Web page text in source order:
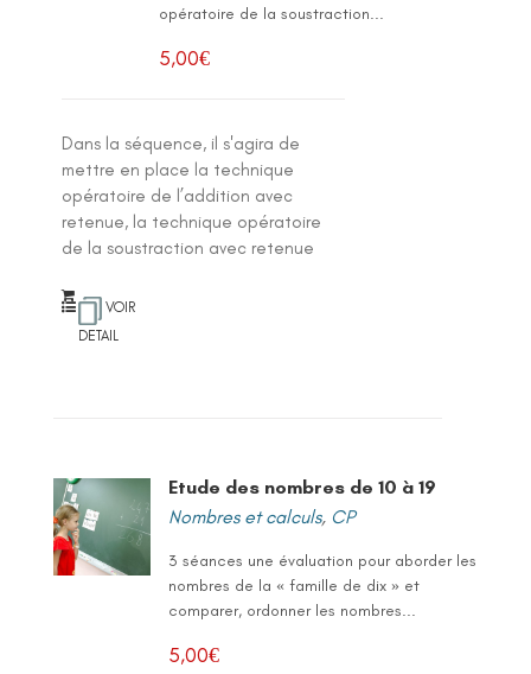
opératoire de la soustraction...
5,00€
Dans la séquence, il s'agira de
mettre en place la technique
opératoire de l’addition avec
retenue, la technique opératoire
de la soustraction avec retenue
VOIR
DETAIL
Etude des nombres de 10 à 19
Nombres et calculs, CP
3 séances une évaluation pour aborder les
nombres de la « famille de dix » et
comparer, ordonner les nombres...
5,00€